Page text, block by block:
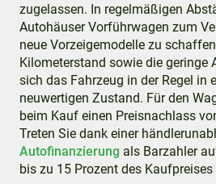
zugelassen. In regelmäßigen
Autohäuser Vorführwagen zum
neue Vorzeigemodelle zu
Kilometerstand sowie die geringe
sich das Fahrzeug in der Regel in
neuwertigen Zustand. Für den
beim Kauf einen Preisnachlass
Treten Sie dank einer
Autofinanzierung als Barzahler
bis zu 15 Prozent des Kaufpreises